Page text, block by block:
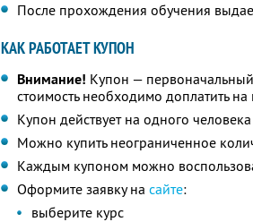
После прохождения обучения
КАК РАБОТАЕТ КУПОН
Внимание! Купон —
стоимость необходимо доплатить на
Купон действует на одного человека
Можно купить неограниченное
Каждым купоном можно
Оформите заявку на сайте:
выберите курс